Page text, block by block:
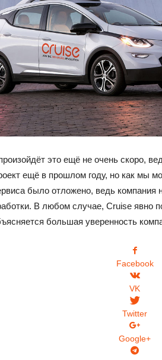
это ещё не очень скоро,
ещё в прошлом году, но как мы
было отложено, ведь
В любом случае, Cruise явно
большая уверенность
Facebook
VK
Twitter
Google+